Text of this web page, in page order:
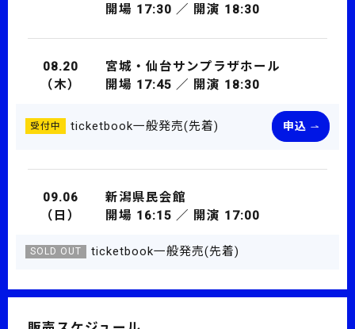
開場 17:30 ／ 開演 18:30
08.20
（木）
宮城・仙台サンプラザホール
開場 17:45 ／ 開演 18:30
受付中 ticketbook一般発売(先着) 申込
09.06
（日）
新潟県民会館
開場 16:15 ／ 開演 17:00
SOLD OUT ticketbook一般発売(先着)